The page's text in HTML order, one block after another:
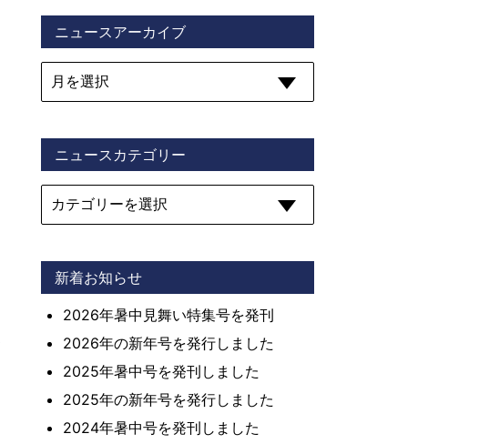
ニュースアーカイブ
ニュースカテゴリー
新着お知らせ
2026年暑中見舞い特集号を発刊
2026年の新年号を発行しました
2025年暑中号を発刊しました
2025年の新年号を発行しました
2024年暑中号を発刊しました